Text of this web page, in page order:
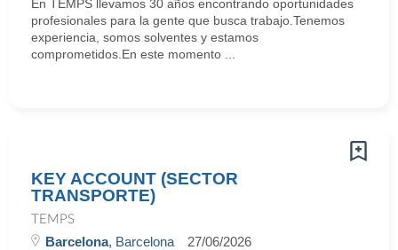
En TEMPS llevamos 30 años encontrando oportunidades
profesionales para la gente que busca trabajo.Tenemos
experiencia, somos solventes y estamos
comprometidos.En este momento ...
KEY ACCOUNT (SECTOR
TRANSPORTE)
TEMPS
Barcelona, Barcelona 27/06/2026